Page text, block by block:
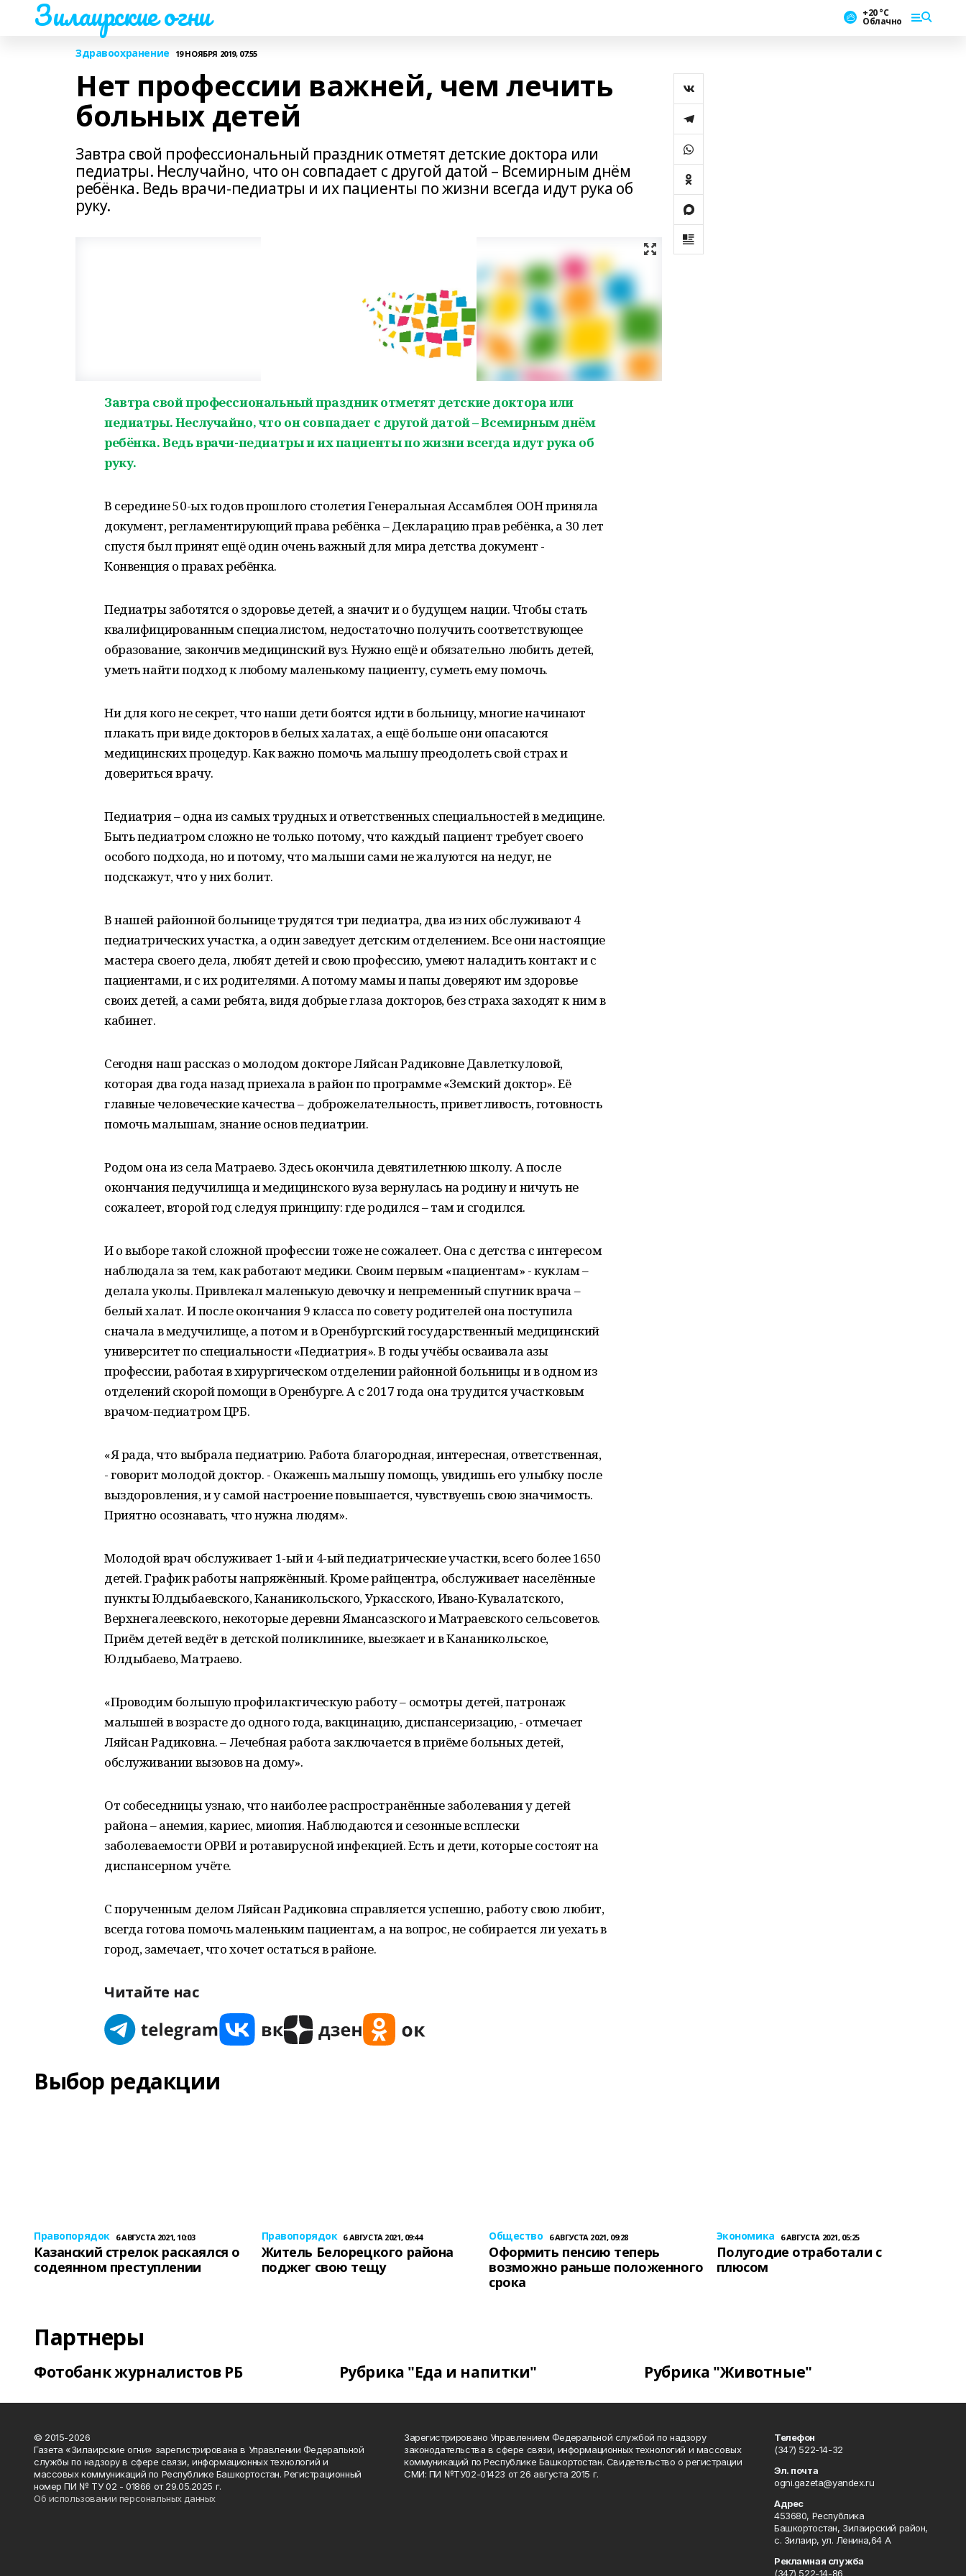
Зилаирские огни +20 °С
Облачно
Здравоохранение 19 НОЯБРЯ 2019, 07:55
Нет профессии важней, чем лечить
больных детей
Завтра свой профессиональный праздник отметят детские доктора или
педиатры. Неслучайно, что он совпадает с другой датой – Всемирным днём
ребёнка. Ведь врачи-педиатры и их пациенты по жизни всегда идут рука об
руку.
Завтра свой профессиональный праздник отметят детские доктора или
педиатры. Неслучайно, что он совпадает с другой датой – Всемирным днём
ребёнка. Ведь врачи-педиатры и их пациенты по жизни всегда идут рука об
руку.
В середине 50-ых годов прошлого столетия Генеральная Ассамблея ООН приняла
документ, регламентирующий права ребёнка – Декларацию прав ребёнка, а 30 лет
спустя был принят ещё один очень важный для мира детства документ -
Конвенция о правах ребёнка.
Педиатры заботятся о здоровье детей, а значит и о будущем нации. Чтобы стать
квалифицированным специалистом, недостаточно получить соответствующее
образование, закончив медицинский вуз. Нужно ещё и обязательно любить детей,
уметь найти подход к любому маленькому пациенту, суметь ему помочь.
Ни для кого не секрет, что наши дети боятся идти в больницу, многие начинают
плакать при виде докторов в белых халатах, а ещё больше они опасаются
медицинских процедур. Как важно помочь малышу преодолеть свой страх и
довериться врачу.
Педиатрия – одна из самых трудных и ответственных специальностей в медицине.
Быть педиатром сложно не только потому, что каждый пациент требует своего
особого подхода, но и потому, что малыши сами не жалуются на недуг, не
подскажут, что у них болит.
В нашей районной больнице трудятся три педиатра, два из них обслуживают 4
педиатрических участка, а один заведует детским отделением. Все они настоящие
мастера своего дела, любят детей и свою профессию, умеют наладить контакт и с
пациентами, и с их родителями. А потому мамы и папы доверяют им здоровье
своих детей, а сами ребята, видя добрые глаза докторов, без страха заходят к ним в
кабинет.
Сегодня наш рассказ о молодом докторе Ляйсан Радиковне Давлеткуловой,
которая два года назад приехала в район по программе «Земский доктор». Её
главные человеческие качества – доброжелательность, приветливость, готовность
помочь малышам, знание основ педиатрии.
Родом она из села Матраево. Здесь окончила девятилетнюю школу. А после
окончания педучилища и медицинского вуза вернулась на родину и ничуть не
сожалеет, второй год следуя принципу: где родился – там и сгодился.
И о выборе такой сложной профессии тоже не сожалеет. Она с детства с интересом
наблюдала за тем, как работают медики. Своим первым «пациентам» - куклам –
делала уколы. Привлекал маленькую девочку и непременный спутник врача –
белый халат. И после окончания 9 класса по совету родителей она поступила
сначала в медучилище, а потом и в Оренбургский государственный медицинский
университет по специальности «Педиатрия». В годы учёбы осваивала азы
профессии, работая в хирургическом отделении районной больницы и в одном из
отделений скорой помощи в Оренбурге. А с 2017 года она трудится участковым
врачом-педиатром ЦРБ.
«Я рада, что выбрала педиатрию. Работа благородная, интересная, ответственная,
- говорит молодой доктор. - Окажешь малышу помощь, увидишь его улыбку после
выздоровления, и у самой настроение повышается, чувствуешь свою значимость.
Приятно осознавать, что нужна людям».
Молодой врач обслуживает 1-ый и 4-ый педиатрические участки, всего более 1650
детей. График работы напряжённый. Кроме райцентра, обслуживает населённые
пункты Юлдыбаевского, Кананикольского, Уркасского, Ивано-Кувалатского,
Верхнегалеевского, некоторые деревни Ямансазского и Матраевского сельсоветов.
Приём детей ведёт в детской поликлинике, выезжает и в Кананикольское,
Юлдыбаево, Матраево.
«Проводим большую профилактическую работу – осмотры детей, патронаж
малышей в возрасте до одного года, вакцинацию, диспансеризацию, - отмечает
Ляйсан Радиковна. – Лечебная работа заключается в приёме больных детей,
обслуживании вызовов на дому».
От собеседницы узнаю, что наиболее распространённые заболевания у детей
района – анемия, кариес, миопия. Наблюдаются и сезонные всплески
заболеваемости ОРВИ и ротавирусной инфекцией. Есть и дети, которые состоят на
диспансерном учёте.
С порученным делом Ляйсан Радиковна справляется успешно, работу свою любит,
всегда готова помочь маленьким пациентам, а на вопрос, не собирается ли уехать в
город, замечает, что хочет остаться в районе.
Читайте нас
Выбор редакции
Правопорядок 6 АВГУСТА 2021, 10:03
Казанский стрелок раскаялся о
содеянном преступлении
Правопорядок 6 АВГУСТА 2021, 09:44
Житель Белорецкого района
поджег свою тещу
Общество 6 АВГУСТА 2021, 09:28
Оформить пенсию теперь
возможно раньше положенного
срока
Экономика 6 АВГУСТА 2021, 05:25
Полугодие отработали с
плюсом
Партнеры
Фотобанк журналистов РБ Рубрика "Еда и напитки" Рубрика "Животные"
© 2015-2026
Газета «Зилаирские огни» зарегистрирована в Управлении Федеральной
службы по надзору в сфере связи, информационных технологий и
массовых коммуникаций по Республике Башкортостан. Регистрационный
номер ПИ № ТУ 02 - 01866 от 29.05.2025 г.
Об использовании персональных данных
Зарегистрировано Управлением Федеральной службой по надзору
законодательства в сфере связи, информационных технологий и массовых
коммуникаций по Республике Башкортостан. Свидетельство о регистрации
СМИ: ПИ №ТУ02-01423 от 26 августа 2015 г.
Телефон
(347) 522-14-32
Эл. почта
ogni.gazeta@yandex.ru
Адрес
453680, Республика
Башкортостан, Зилаирский район,
с. Зилаир, ул. Ленина,64 А
Рекламная служба
(347) 522-14-86